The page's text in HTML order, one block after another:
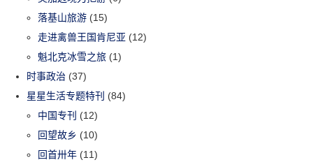
落基山旅游 (15)
走进禽兽王国肯尼亚 (12)
魁北克冰雪之旅 (1)
时事政治 (37)
星星生活专题特刊 (84)
中国专刊 (12)
回望故乡 (10)
回首卅年 (11)